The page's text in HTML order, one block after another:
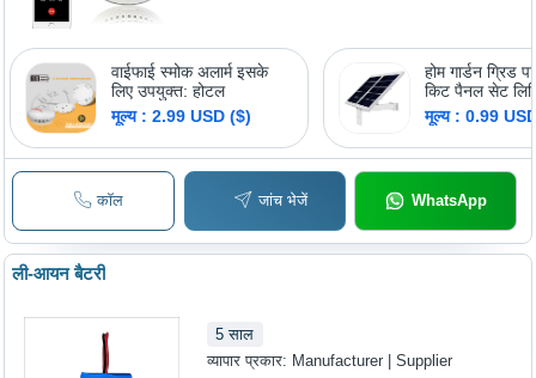
वाईफाई स्मोक अलार्म इसके
लिए उपयुक्त: होटल
मूल्य : 2.99 USD ($)
होम गार्डन ग्रिड
किट पैनल सेट
इन्वर्टर यूपीएस के
Dc12V 5V
एनर्जी सिस्टम अप्स
मूल्य : 0.99
कॉल जांच भेजें WhatsApp
ली-आयन बैटरी
5 साल
व्यापार प्रकार: Manufacturer | Supplier